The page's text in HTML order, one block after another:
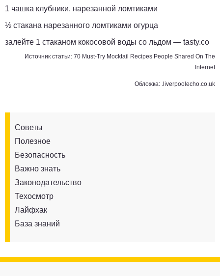
1 чашка клубники, нарезанной ломтиками
½ стакана нарезанного ломтиками огурца
залейте 1 стаканом кокосовой воды со льдом — tasty.co
Источник статьи: 70 Must-Try Mocktail Recipes People Shared On The
Internet
Обложка: .liverpoolecho.co.uk
Советы
Полезное
Безопасность
Важно знать
Законодательство
Техосмотр
Лайфхак
База знаний